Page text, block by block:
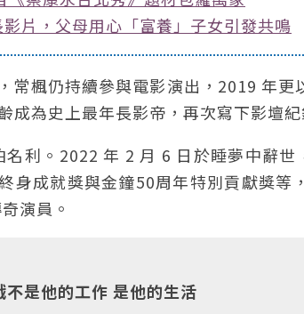
片，父母用心「富養」子女引發共鳴
常楓仍持續參與電影演出，2019 年
成為史上最年長影帝，再次寫下影壇紀
利。2022 年 2 月 6 日於睡夢中辭
身成就獎與金鐘50周年特別貢獻獎等
演員。
是他的工作 是他的生活